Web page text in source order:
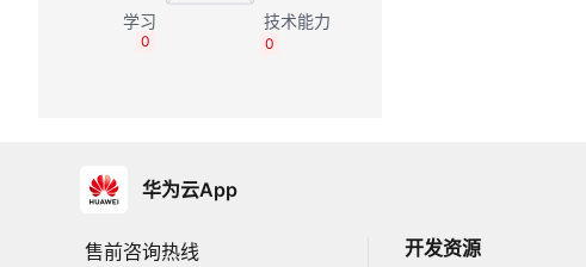
0
0
华为云App
售前咨询热线 开发资源